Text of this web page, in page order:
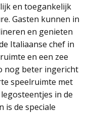
en toegankelijk
Gasten kunnen in
en genieten
Italiaanse chef in
en een zee
nog beter ingericht
speelruimte met
in de
is de speciale